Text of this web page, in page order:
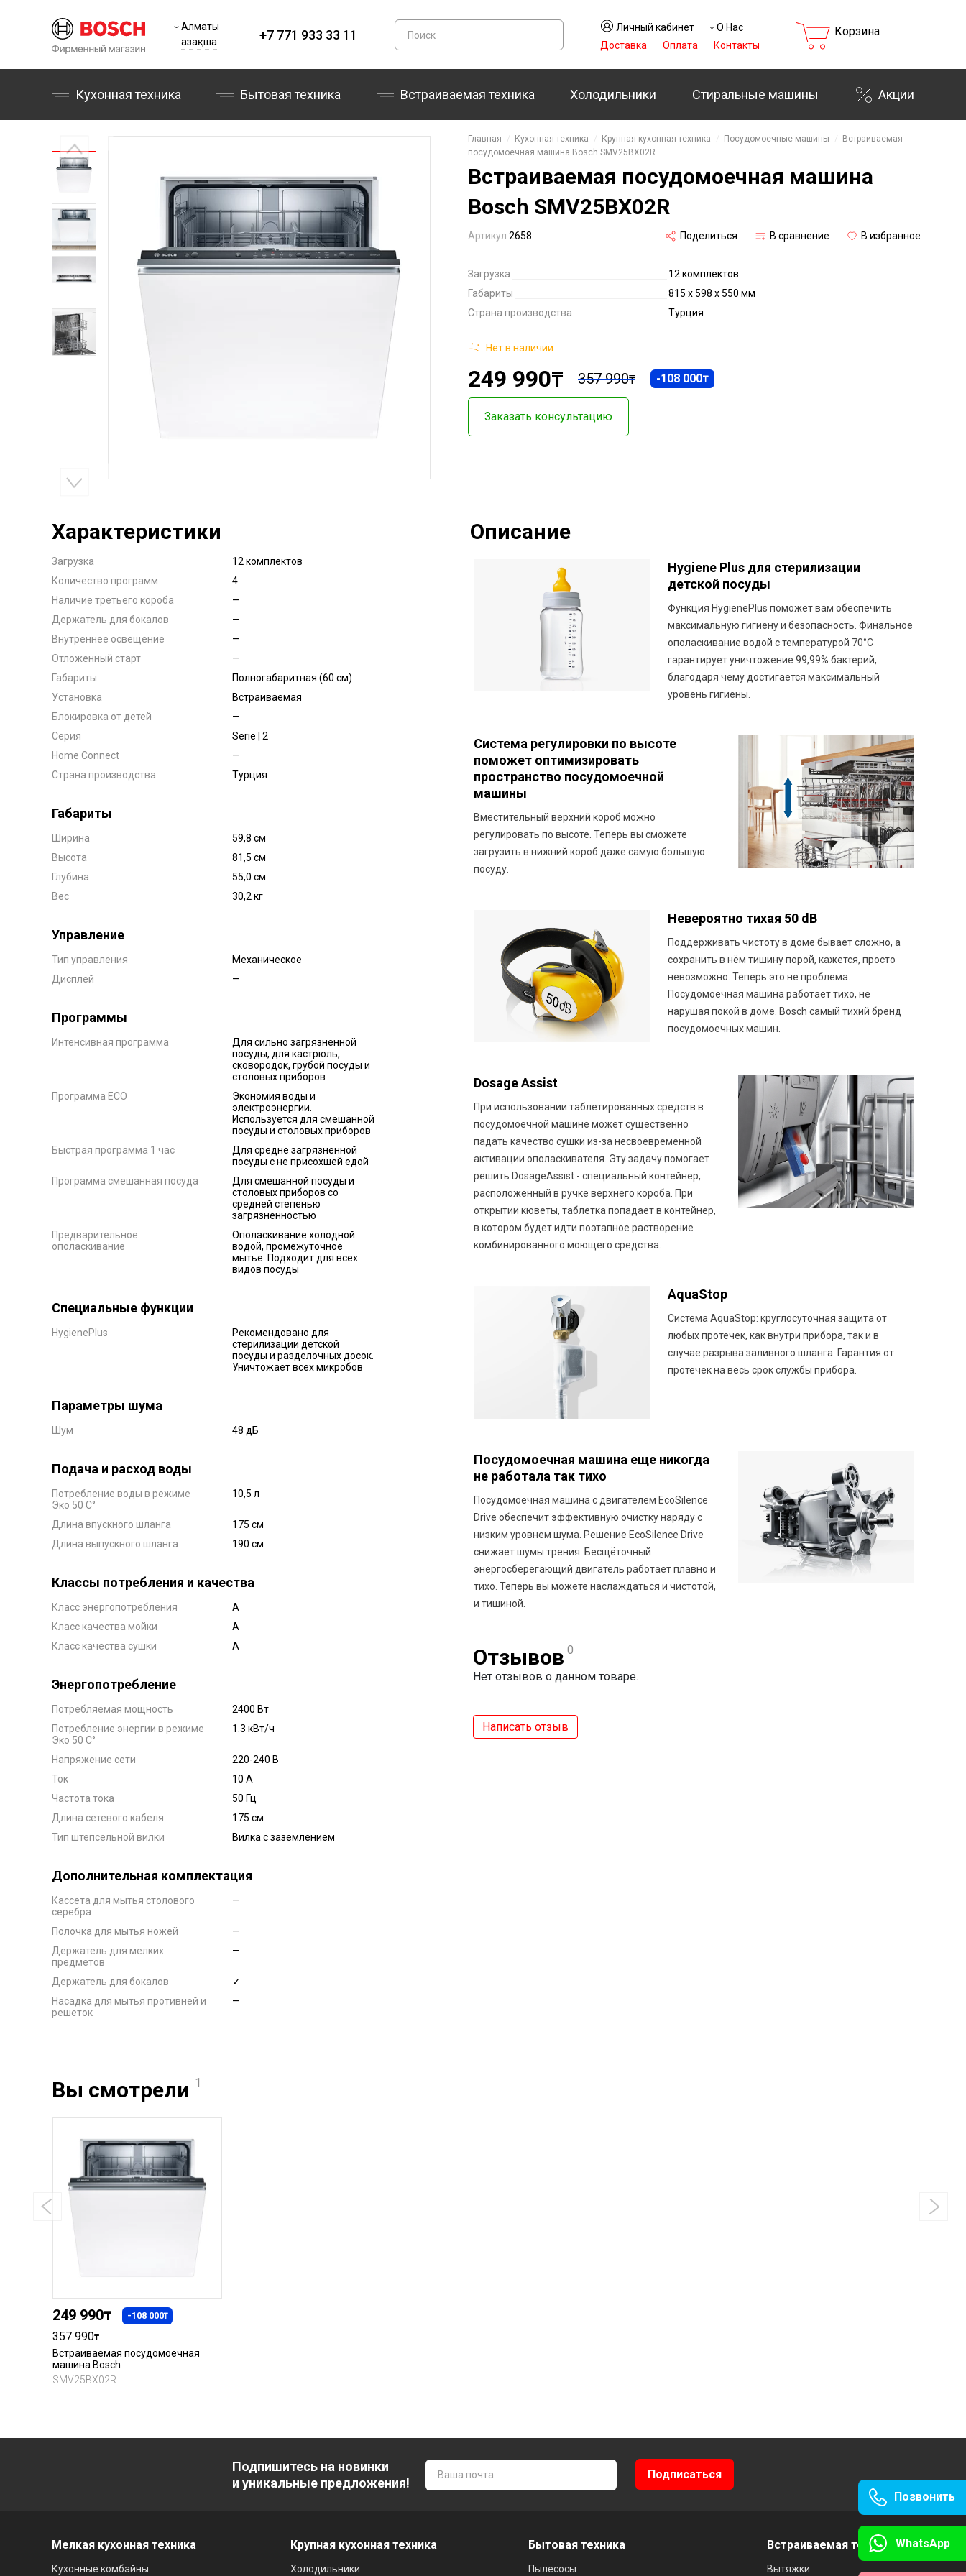
Алматы
Қазақша
+7 771 933 33 11
Личный кабинет
О Нас
Доставка
Оплата Контакты
Корзина
Кухонная техника Бытовая техника Холодильники Стиральные машины
Встраиваемая техника Акции
Главная Кухонная техника Крупная кухонная техника Посудомоечные машины
Встраиваемая
посудомоечная машина Bosch SMV25BX02R
Встраиваемая посудомоечная машина
Bosch SMV25BX02R
Артикул 2658 Поделиться В сравнение В избранное
Загрузка
12 комплектов
Габариты
815 x 598 x 550 мм
Страна производства
Турция
Нет в наличии
249 990₸ 357 990₸ -108 000₸
Заказать консультацию
Характеристики
Загрузка
12 комплектов
Количество программ
4
Наличие третьего короба
—
Держатель для бокалов
—
Внутреннее освещение
—
Отложенный старт
—
Габариты
Полногабаритная (60 см)
Установка
Встраиваемая
Блокировка от детей
—
Серия
Serie | 2
Home Connect
—
Страна производства
Турция
Габариты
Ширина
59,8 см
Высота
81,5 см
Глубина
55,0 см
Вес
30,2 кг
Управление
Тип управления
Механическое
Дисплей
—
Программы
Интенсивная программа
Для сильно загрязненной
посуды, для кастрюль,
сковородок, грубой посуды и
столовых приборов
Программа ECO
Экономия воды и
электроэнергии.
Используется для смешанной
посуды и столовых приборов
Быстрая программа 1 час
Для средне загрязненной
посуды с не присохшей едой
Программа смешанная посуда
Для смешанной посуды и
столовых приборов со
средней степенью
загрязненностью
Предварительное
ополаскивание
Ополаскивание холодной
водой, промежуточное
мытье. Подходит для всех
видов посуды
Специальные функции
HygienePlus
Рекомендовано для
стерилизации детской
посуды и разделочных досок.
Уничтожает всех микробов
Параметры шума
Шум 48 дБ
Подача и расход воды
Потребление воды в режиме
Эко 50 C°
10,5 л
Длина впускного шланга
175 см
Длина выпускного шланга
190 см
Классы потребления и качества
Класс энергопотребления
А
Класс качества мойки
А
Класс качества сушки
А
Энергопотребление
Потребляемая мощность
2400 Вт
Потребление энергии в режиме
Эко 50 C°
1.3 кВт/ч
Напряжение сети
220-240 В
Ток
10 А
Частота тока
50 Гц
Длина сетевого кабеля
175 см
Тип штепсельной вилки
Вилка с заземлением
Дополнительная комплектация
Кассета для мытья столового
серебра
—
Полочка для мытья ножей
—
Держатель для мелких
предметов
—
Держатель для бокалов
✓
Насадка для мытья противней и
решеток
—
Описание
Hygiene Plus для стерилизации
детской посуды
Функция HygienePlus поможет вам обеспечить
максимальную гигиену и безопасность. Финальное
ополаскивание водой с температурой 70°C
гарантирует уничтожение 99,99% бактерий,
благодаря чему достигается максимальный
уровень гигиены.
Система регулировки по высоте
поможет оптимизировать
пространство посудомоечной
машины
Вместительный верхний короб можно
регулировать по высоте. Теперь вы сможете
загрузить в нижний короб даже самую большую
посуду.
Невероятно тихая 50 dB
Поддерживать чистоту в доме бывает сложно, а
сохранить в нём тишину порой, кажется, просто
невозможно. Теперь это не проблема.
Посудомоечная машина работает тихо, не
нарушая покой в доме. Bosch самый тихий бренд
посудомоечных машин.
Dosage Assist
При использовании таблетированных средств в
посудомоечной машине может существенно
падать качество сушки из-за несвоевременной
активации ополаскивателя. Эту задачу помогает
решить DosageAssist - специальный контейнер,
расположенный в ручке верхнего короба. При
открытии кюветы, таблетка попадает в контейнер,
в котором будет идти поэтапное растворение
комбинированного моющего средства.
AquaStop
Система AquaStop: круглосуточная защита от
любых протечек, как внутри прибора, так и в
случае разрыва заливного шланга. Гарантия от
протечек на весь срок службы прибора.
Посудомоечная машина еще никогда
не работала так тихо
Посудомоечная машина с двигателем EcoSilence
Drive обеспечит эффективную очистку наряду с
низким уровнем шума. Решение EcoSilence Drive
снижает шумы трения. Бесщёточный
энергосберегающий двигатель работает плавно и
тихо. Теперь вы можете наслаждаться и чистотой,
и тишиной.
Отзывов 0
Нет отзывов о данном товаре.
Написать отзыв
Вы смотрели 1
249 990₸ -108 000₸
357 990₸
Встраиваемая посудомоечная
машина Bosch
SMV25BX02R
Подпишитесь на новинки
и уникальные предложения!
Мелкая кухонная техника
Кухонные комбайны
Крупная кухонная техника
Холодильники
Бытовая техника
Пылесосы
Встраиваемая техника
Вытяжки
Позвонить
WhatsApp